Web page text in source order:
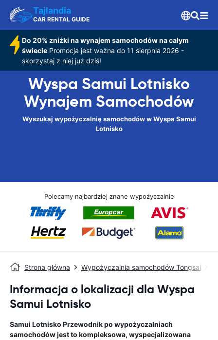
Tajlandia
CAR RENTAL GUIDE
Do 20% zniżki na wynajem samochodów na całym
świeciePromocja jest ważna do 11 sierpnia 2026 -
skorzystaj z niej już dziś!
Wyspa Samui Lotnisko
Wynajem Samochodów
Wyszukaj wypożyczalnię samochodów w Wyspa Samui
Lotnisko
Polecamy najbardziej znane wypożyczalnie
Strona główna Wypożyczalnia samochodów Tongsai
Informacja o lokalizacji dla Wyspa
Samui Lotnisko
Samui Lotnisko Przewodnik po wypożyczalniach
samochodówjest to kompleksowa, wyspecjalizowana